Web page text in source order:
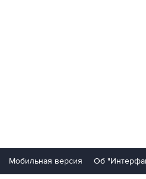
Мобильная версия Об